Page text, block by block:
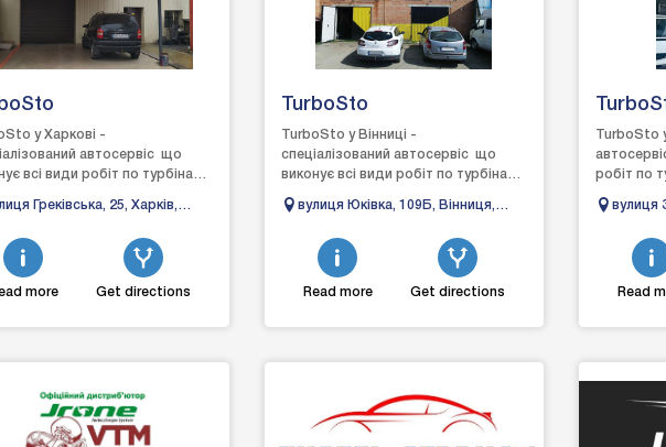
у Харкові -
автосервіс що
всі види робіт по турбінах:
виготовле...
Греківська, 25, Харків,
more Get directions
TurboSto
TurboSto у Вінниці -
спеціалізований автосервіс що
виконує всі види робіт по турбінах:
встановлення, виготовле...
вулиця Юківка, 109Б, Вінниця,
Read more Get directions
TurboSto
робіт по
вулиця
Read